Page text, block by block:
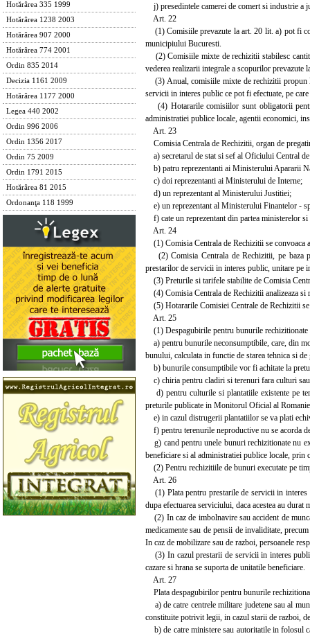
Hotărârea 335 1999
Hotărârea 1238 2003
Hotărârea 907 2000
Hotărârea 774 2001
Ordin 835 2014
Decizia 1161 2009
Hotărârea 1177 2000
Legea 440 2002
Ordin 996 2006
Ordin 1356 2017
Ordin 75 2009
Ordin 1791 2015
Hotărârea 81 2015
Ordonanţa 118 1999
j) presedintele camerei de comert si industrie a
Art. 22
(1) Comisiile prevazute la art. 20 lit. a) pot fi
municipiului Bucuresti.
(2) Comisiile mixte de rechizitii stabilesc
vederea realizarii integrale a scopurilor prevazute
(3) Anual, comisiile mixte de rechizitii propun
servicii in interes public ce pot fi efectuate, pe
(4) Hotararile comisiilor sunt obligatorii
administratiei publice locale, agentii economici,
Art. 23
Comisia Centrala de Rechizitii, organ de
a) secretarul de stat si sef al Oficiului Central
b) patru reprezentanti ai Ministerului Apararii
c) doi reprezentanti ai Ministerului de Interne;
d) un reprezentant al Ministerului Justitiei;
e) un reprezentant al Ministerului Finantelor -
f) cate un reprezentant din partea ministerelor
Art. 24
(1) Comisia Centrala de Rechizitii se convoaca
(2) Comisia Centrala de Rechizitii, pe baza
prestarilor de servicii in interes public, unitare pe
(3) Preturile si tarifele stabilite de Comisia
(4) Comisia Centrala de Rechizitii analizeaza
(5) Hotararile Comisiei Centrale de Rechizitii
Art. 25
(1) Despagubirile pentru bunurile rechizitionate
a) pentru bunurile neconsumptibile, care, din
bunului, calculata in functie de starea tehnica si
b) bunurile consumptibile vor fi achitate la
c) chiria pentru cladiri si terenuri fara culturi
d) pentru culturile si plantatiile existente pe
preturile publicate in Monitorul Oficial al
e) in cazul distrugerii plantatiilor se va plati
f) pentru terenurile neproductive nu se acorda
g) cand pentru unele bunuri rechizitionate nu
beneficiare si al administratiei publice locale, prin
(2) Pentru rechizitiile de bunuri executate pe
Art. 26
(1) Plata pentru prestarile de servicii in interes
dupa efectuarea serviciului, daca acestea au durat
(2) In caz de imbolnavire sau accident de
medicamente sau de pensii de invaliditate,
In caz de mobilizare sau de razboi, persoanele
(3) In cazul prestarii de servicii in interes
cazare si hrana se suporta de unitatile beneficiare.
Art. 27
Plata despagubirilor pentru bunurile
a) de catre centrele militare judetene sau al
constituite potrivit legii, in cazul starii de razboi,
b) de catre ministere sau autoritatile in folosul